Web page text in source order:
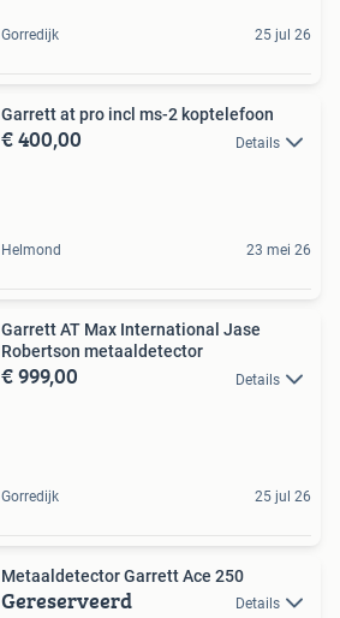
Gorredijk 25 jul 26
Garrett at pro incl ms-2 koptelefoon
€ 400,00 Details
Helmond 23 mei 26
Garrett AT Max International Jase
Robertson metaaldetector
€ 999,00 Details
Gorredijk 25 jul 26
Metaaldetector Garrett Ace 250
Gereserveerd Details